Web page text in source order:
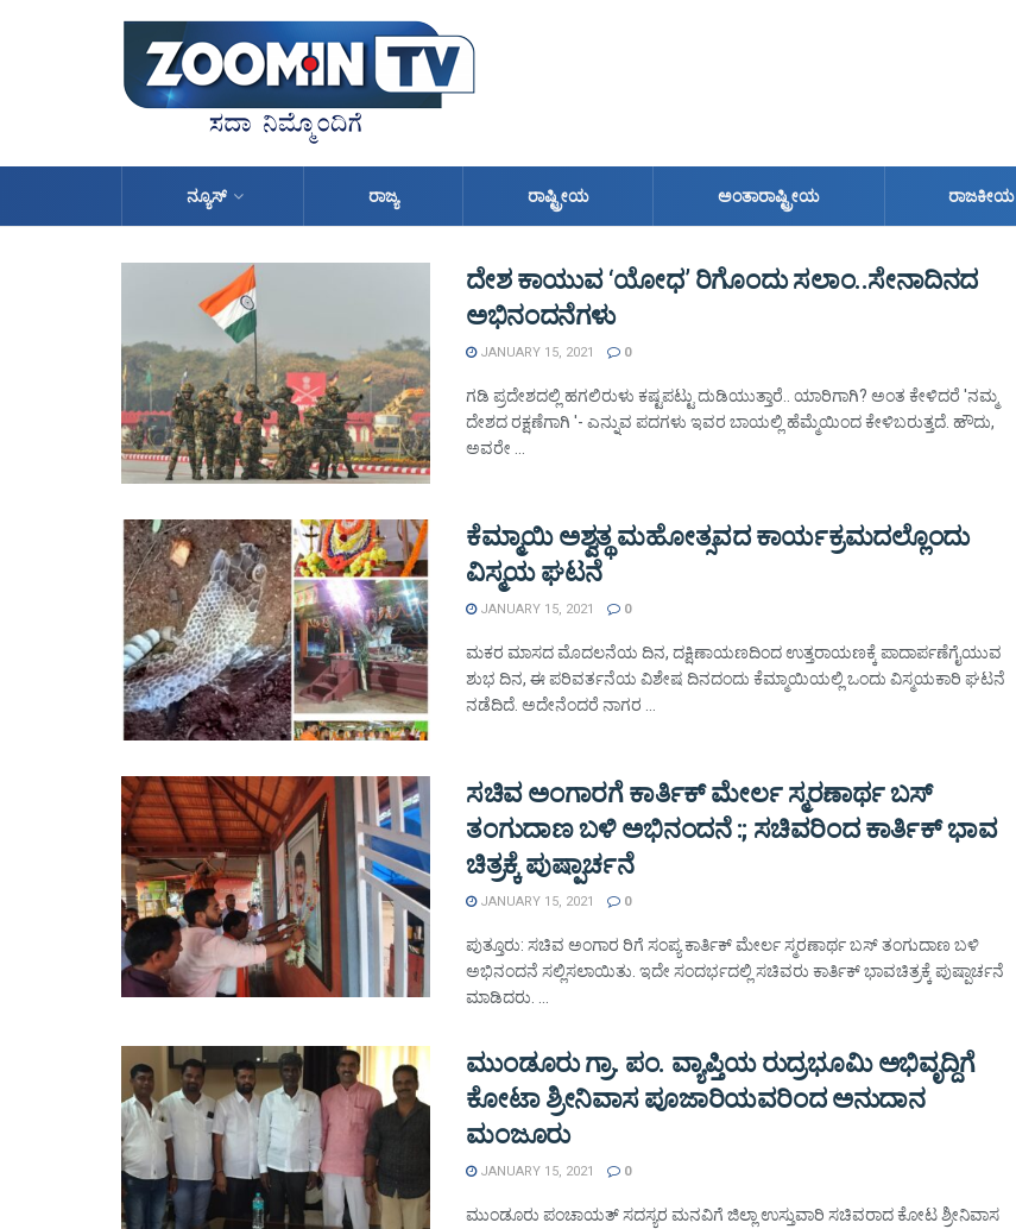
ನ್ಯೂಸ್ ರಾಜ್ಯ ರಾಷ್ಟ್ರೀಯ ಅಂತಾರಾಷ್ಟ್ರೀಯ ರಾಜಕೀಯ
ದೇಶ ಕಾಯುವ ‘ಯೋಧ’ ರಿಗೊಂದು ಸಲಾಂ..ಸೇನಾದಿನದ
ಅಭಿನಂದನೆಗಳು
JANUARY 15, 2021 0
ಗಡಿ ಪ್ರದೇಶದಲ್ಲಿ ಹಗಲಿರುಳು ಕಷ್ಟಪಟ್ಟು ದುಡಿಯುತ್ತಾರೆ.. ಯಾರಿಗಾಗಿ? ಅಂತ ಕೇಳಿದರೆ 'ನಮ್ಮ
ದೇಶದ ರಕ್ಷಣೆಗಾಗಿ '- ಎನ್ನುವ ಪದಗಳು ಇವರ ಬಾಯಲ್ಲಿ ಹೆಮ್ಮೆಯಿಂದ ಕೇಳಿಬರುತ್ತದೆ. ಹೌದು,
ಅವರೇ ...
ಕೆಮ್ಮಾಯಿ ಅಶ್ವತ್ಥ ಮಹೋತ್ಸವದ ಕಾರ್ಯಕ್ರಮದಲ್ಲೊಂದು
ವಿಸ್ಮಯ ಘಟನೆ
JANUARY 15, 2021 0
ಮಕರ ಮಾಸದ ಮೊದಲನೆಯ ದಿನ, ದಕ್ಷಿಣಾಯಣದಿಂದ ಉತ್ತರಾಯಣಕ್ಕೆ ಪಾದಾರ್ಪಣೆಗೈಯುವ
ಶುಭ ದಿನ, ಈ ಪರಿವರ್ತನೆಯ ವಿಶೇಷ ದಿನದಂದು ಕೆಮ್ಮಾಯಿಯಲ್ಲಿ ಒಂದು ವಿಸ್ಮಯಕಾರಿ ಘಟನೆ
ನಡೆದಿದೆ. ಅದೇನೆಂದರೆ ನಾಗರ ...
ಸಚಿವ ಅಂಗಾರಗೆ ಕಾರ್ತಿಕ್ ಮೇರ್ಲ ಸ್ಮರಣಾರ್ಥ ಬಸ್
ತಂಗುದಾಣ ಬಳಿ ಅಭಿನಂದನೆ :; ಸಚಿವರಿಂದ ಕಾರ್ತಿಕ್ ಭಾವ
ಚಿತ್ರಕ್ಕೆ ಪುಷ್ಪಾರ್ಚನೆ
JANUARY 15, 2021 0
ಪುತ್ತೂರು: ಸಚಿವ ಅಂಗಾರ ರಿಗೆ ಸಂಪ್ಯ ಕಾರ್ತಿಕ್ ಮೇರ್ಲ ಸ್ಮರಣಾರ್ಥ ಬಸ್ ತಂಗುದಾಣ ಬಳಿ
ಅಭಿನಂದನೆ ಸಲ್ಲಿಸಲಾಯಿತು. ಇದೇ ಸಂದರ್ಭದಲ್ಲಿ ಸಚಿವರು ಕಾರ್ತಿಕ್ ಭಾವಚಿತ್ರಕ್ಕೆ ಪುಷ್ಪಾರ್ಚನೆ
ಮಾಡಿದರು. ...
ಮುಂಡೂರು ಗ್ರಾ. ಪಂ. ವ್ಯಾಪ್ತಿಯ ರುದ್ರಭೂಮಿ ಅಭಿವೃದ್ದಿಗೆ
ಕೋಟಾ ಶ್ರೀನಿವಾಸ ಪೂಜಾರಿಯವರಿಂದ ಅನುದಾನ
ಮಂಜೂರು
JANUARY 15, 2021 0
ಮುಂಡೂರು ಪಂಚಾಯತ್ ಸದಸ್ಯರ ಮನವಿಗೆ ಜಿಲ್ಲಾ ಉಸ್ತುವಾರಿ ಸಚಿವರಾದ ಕೋಟ ಶ್ರೀನಿವಾಸ